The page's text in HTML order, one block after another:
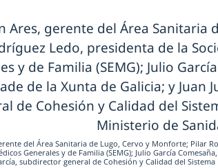
del Área Sanitaria de Lugo, Cervo y Monforte; Pilar
Generales y de Familia (SEMG); Julio García
subdirector general de Cohesión y Calidad del